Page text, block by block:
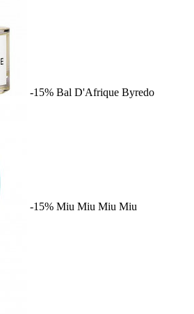
-15% Bal D'Afrique Byredo
-15% Miu Miu Miu Miu